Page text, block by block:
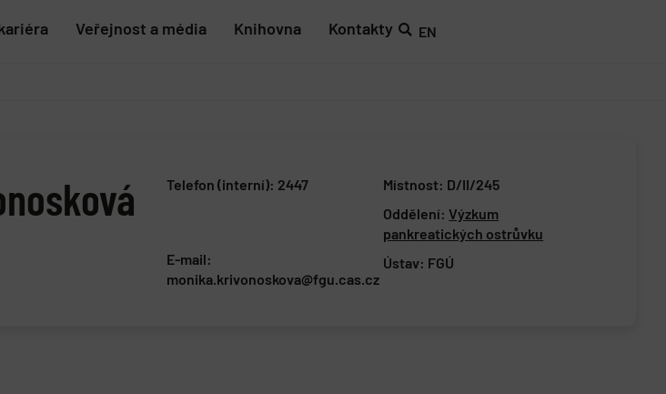
Veřejnost a média Knihovna Kontakty EN
Telefon (interní): 2447
E-mail:
monika.krivonoskova@fgu.cas.cz
Místnost: D/II/245
Oddělení:Výzkum
pankreatických ostrůvku
Ústav: FGÚ